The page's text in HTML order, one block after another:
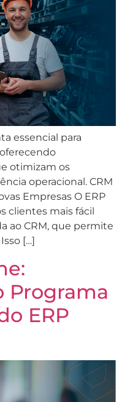
essencial para
otimizam os
operacional. CRM
Empresas O ERP
clientes mais fácil
ao CRM, que permite
[…]
Programa
ERP